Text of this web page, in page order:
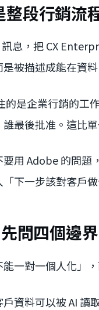
段行銷流
息，把 CX
被描述成能在資
是企業行銷的工
最後批准。這比
用 Adobe 的問題
下一步該對客戶
問四個邊界
一對一個人化」
資料可以被 AI